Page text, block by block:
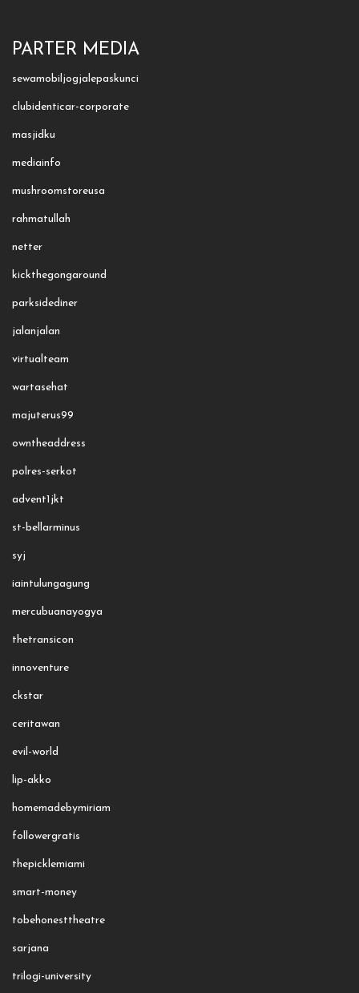
PARTER MEDIA
sewamobiljogjalepaskunci
clubidenticar-corporate
masjidku
mediainfo
mushroomstoreusa
rahmatullah
netter
kickthegongaround
parksidediner
jalanjalan
virtualteam
wartasehat
majuterus99
owntheaddress
polres-serkot
advent1jkt
st-bellarminus
syj
iaintulungagung
mercubuanayogya
thetransicon
innoventure
ckstar
ceritawan
evil-world
lip-akko
homemadebymiriam
followergratis
thepicklemiami
smart-money
tobehonesttheatre
sarjana
trilogi-university